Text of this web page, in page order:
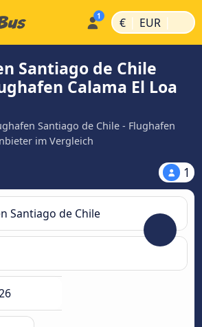
€ | EUR |
Santiago de Chile
Calama El Loa
Santiago de Chile - Flughafen
im Vergleich
1